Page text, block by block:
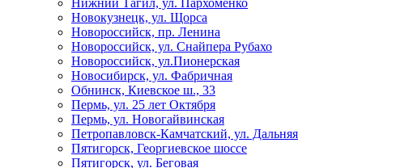
Нижний Тагил, ул. Пархоменко
Новокузнецк, ул. Щорса
Новороссийск, пр. Ленина
Новороссийск, ул. Снайпера Рубахо
Новороссийск, ул.Пионерская
Новосибирск, ул. Фабричная
Обнинск, Киевское ш., 33
Пермь, ул. 25 лет Октября
Пермь, ул. Новогайвинская
Петропавловск-Камчатский, ул. Дальняя
Пятигорск, Георгиевское шоссе
Пятигорск, ул. Беговая